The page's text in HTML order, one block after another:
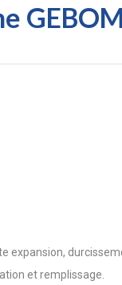
expansion,
et remplissage.